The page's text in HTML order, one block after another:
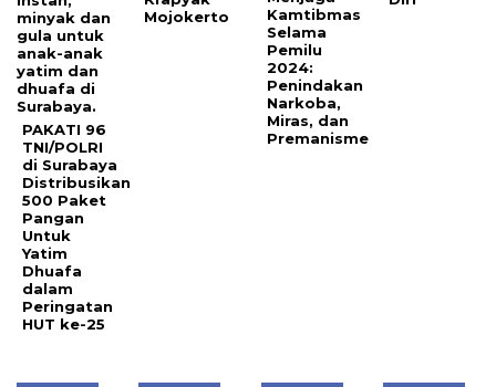
PAKATI 96
TNI/POLRI
di Surabaya
Distribusikan
500 Paket
Pangan
Untuk
Yatim
Dhuafa
dalam
Peringatan
HUT ke-25
Mojokerto
Kamtibmas
Selama
Pemilu
2024:
Penindakan
Narkoba,
Miras, dan
Premanisme